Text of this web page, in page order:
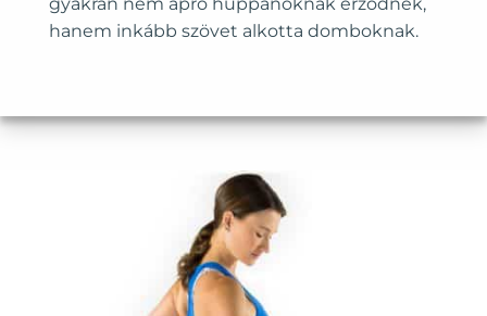
hanem inkább szövet alkotta domboknak.